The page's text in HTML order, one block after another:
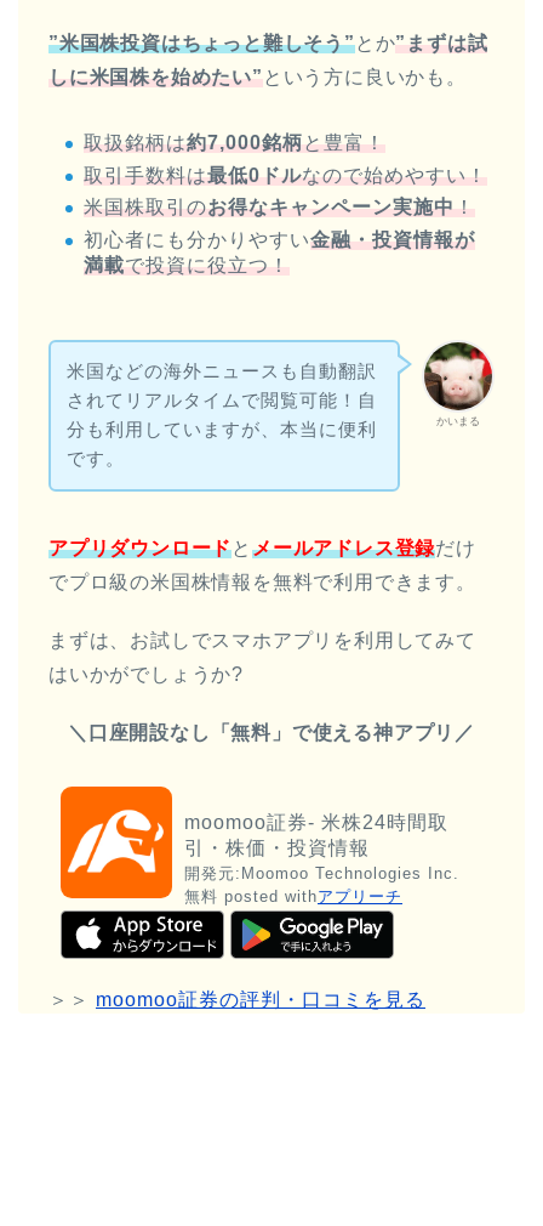
”米国株投資はちょっと難しそう”とか”まずは試
しに米国株を始めたい”という方に良いかも。
取扱銘柄は約7,000銘柄と豊富！
取引手数料は最低0ドルなので始めやすい！
米国株取引のお得なキャンペーン実施中！
初心者にも分かりやすい金融・投資情報が
満載で投資に役立つ！
かいまる
米国などの海外ニュースも自動翻訳
されてリアルタイムで閲覧可能！自
分も利用していますが、本当に便利
です。
アプリダウンロードとメールアドレス登録だけ
でプロ級の米国株情報を無料で利用できます。
まずは、お試しでスマホアプリを利用してみて
はいかがでしょうか?
＼口座開設なし「無料」で使える神アプリ／
moomoo証券- 米株24時間取
引・株価・投資情報
開発元: Moomoo Technologies Inc.
無料 posted withアプリーチ
＞＞ moomoo証券の評判・口コミを見る